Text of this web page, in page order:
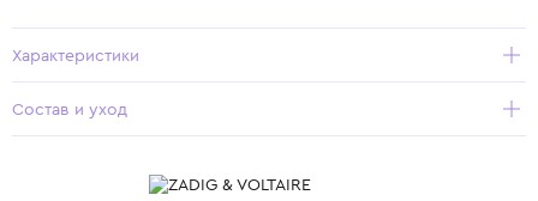
Характеристики
Состав и уход